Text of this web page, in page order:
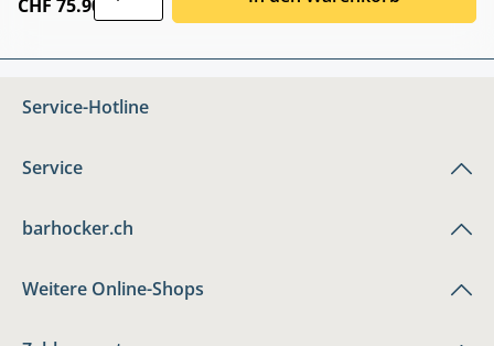
CHF 75.90
Service-Hotline
Service
barhocker.ch
Weitere Online-Shops